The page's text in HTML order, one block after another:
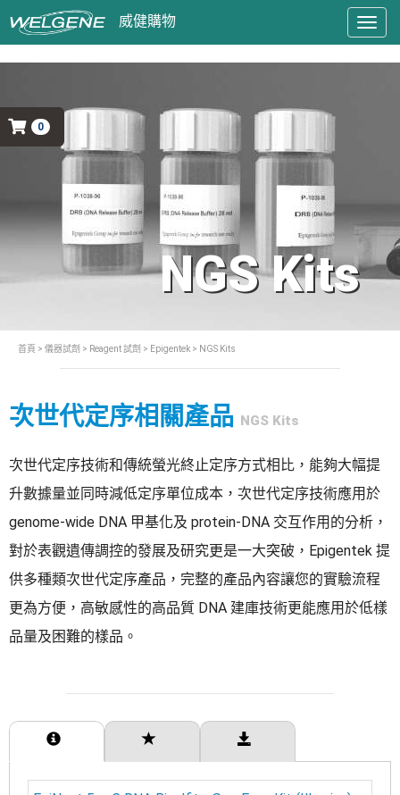
0
NGS Kits
首頁 > 儀器試劑 > Reagent 試劑 > Epigentek > NGS Kits
次世代定序相關產品 NGS Kits
次世代定序技術和傳統螢光終止定序方式相比，能夠大幅提
升數據量並同時減低定序單位成本，次世代定序技術應用於
genome-wide DNA 甲基化及 protein-DNA 交互作用的分析，
對於表觀遺傳調控的發展及研究更是一大突破，Epigentek 提
供多種類次世代定序產品，完整的產品內容讓您的實驗流程
更為方便，高敏感性的高品質 DNA 建庫技術更能應用於低樣
品量及困難的樣品。
產品介紹 產品特點
相關下載